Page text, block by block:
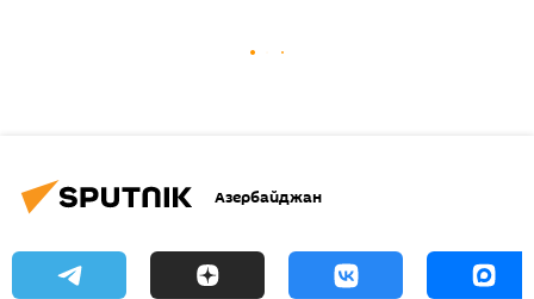
Азербайджан